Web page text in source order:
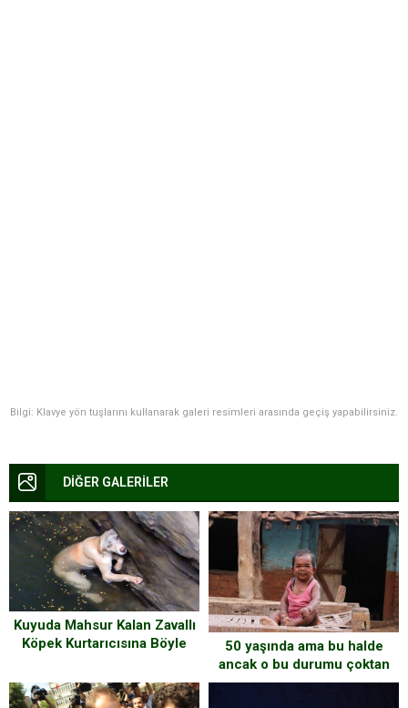
Bilgi: Klavye yön tuşlarını kullanarak galeri resimleri arasında geçiş yapabilirsiniz.
DİĞER GALERİLER
Kuyuda Mahsur Kalan Zavallı
Köpek Kurtarıcısına Böyle
50 yaşında ama bu halde
ancak o bu durumu çoktan
lehine çevirmiş durumda